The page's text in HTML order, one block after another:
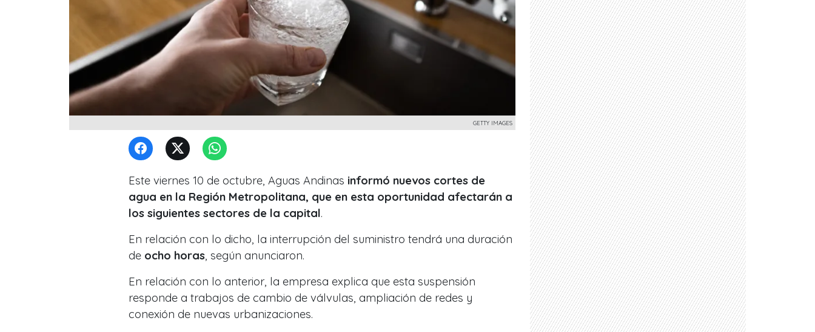
GETTY IMAGES
Este viernes 10 de octubre, Aguas Andinas informó nuevos cortes de
agua en la Región Metropolitana, que en esta oportunidad afectarán a
los siguientes sectores de la capital.
En relación con lo dicho, la interrupción del suministro tendrá una duración
de ocho horas , según anunciaron.
En relación con lo anterior, la empresa explica que esta suspensión
responde a trabajos de cambio de válvulas, ampliación de redes y
conexión de nuevas urbanizaciones.